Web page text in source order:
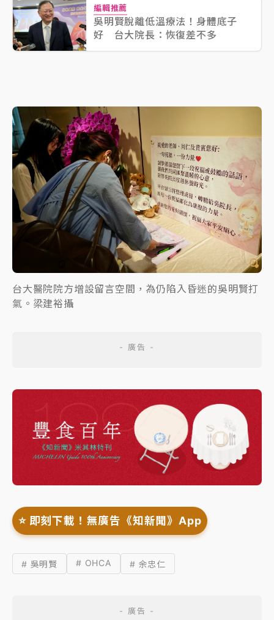
編輯推薦
吳明賢脫離低溫療法！身體底子
好 台大院長：恢復差不多
台大醫院院方增設留言空間，為仍陷入昏迷的吳明賢打
氣。梁建裕攝
⭐️ 即刻下載！無廣告《知新聞》App
# 吳明賢 # OHCA # 余忠仁